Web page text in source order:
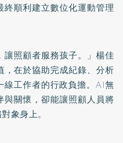
順利建立數位化運動管理
讓照顧者服務孩子。」楊佳
在於協助完成紀錄、分析
線工作者的行政負擔。AI無
關懷，卻能讓照顧人員將
象身上。